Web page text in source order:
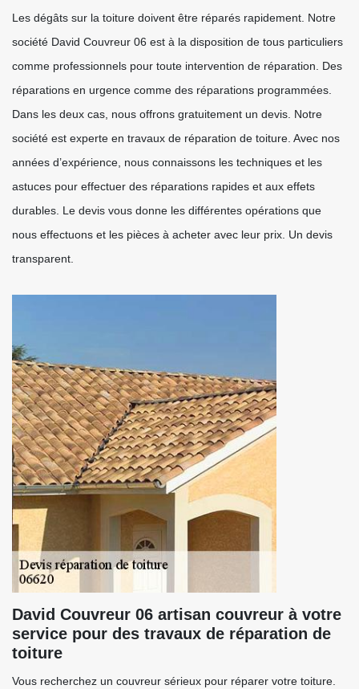
Les dégâts sur la toiture doivent être réparés rapidement. Notre
société David Couvreur 06 est à la disposition de tous particuliers
comme professionnels pour toute intervention de réparation. Des
réparations en urgence comme des réparations programmées.
Dans les deux cas, nous offrons gratuitement un devis. Notre
société est experte en travaux de réparation de toiture. Avec nos
années d’expérience, nous connaissons les techniques et les
astuces pour effectuer des réparations rapides et aux effets
durables. Le devis vous donne les différentes opérations que
nous effectuons et les pièces à acheter avec leur prix. Un devis
transparent.
David Couvreur 06 artisan couvreur à votre
service pour des travaux de réparation de
toiture
Vous recherchez un couvreur sérieux pour réparer votre toiture.